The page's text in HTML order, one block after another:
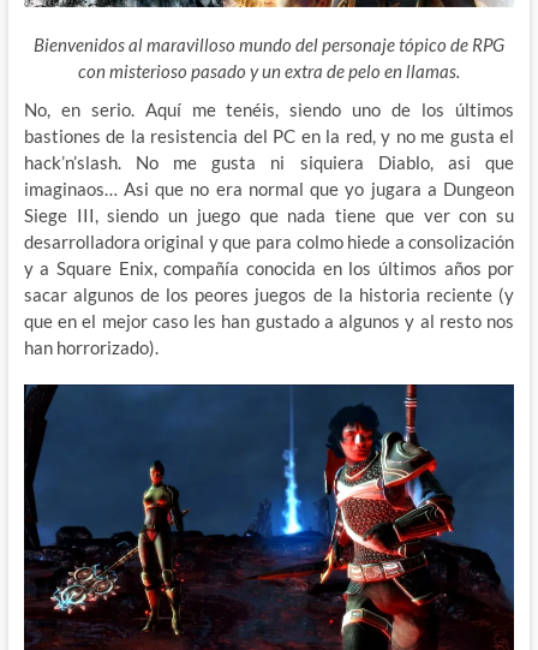
Bienvenidos al maravilloso mundo del personaje tópico de RPG
con misterioso pasado y un extra de pelo en llamas.
No, en serio. Aquí me tenéis, siendo uno de los últimos
bastiones de la resistencia del PC en la red,y no me gusta el
hack’n’slash. No me gusta ni siquiera Diablo, asi que
imaginaos… Asi que no era normal que yo jugara a Dungeon
Siege III, siendo un juego que nada tiene que ver con su
desarrolladora original y que para colmo hiede a consolización
y a Square Enix, compañía conocida en los últimos años por
sacar algunos de los peores juegos de la historia reciente (y
que en el mejor caso les han gustado a algunos y al resto nos
han horrorizado).